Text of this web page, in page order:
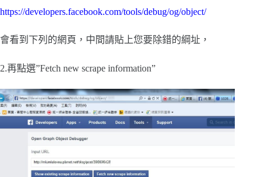
https://developers.facebook.com/tools/debug/og/object/
會看到下列的網頁，中間請貼上您要除錯的綱址，
2.再點選”Fetch new scrape information”